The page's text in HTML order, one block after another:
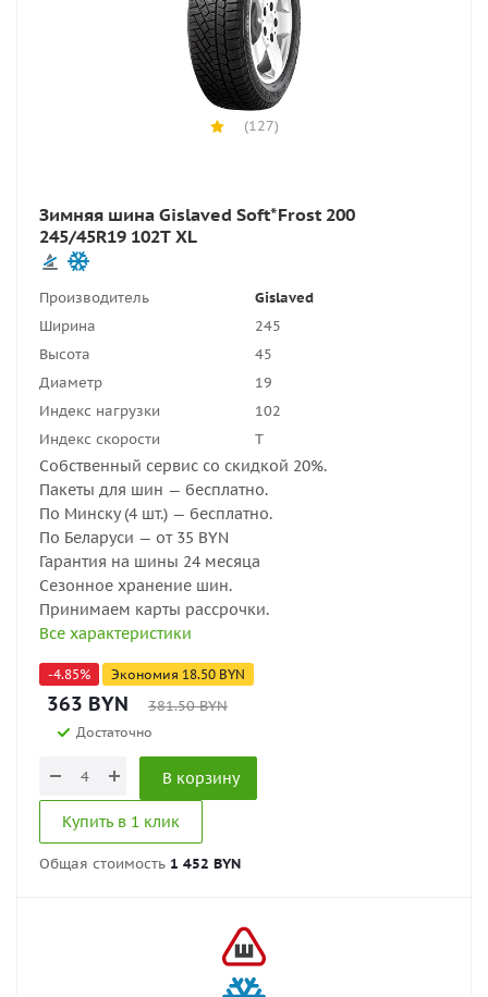
(127)
Зимняя шина Gislaved Soft*Frost 200
245/45R19 102T XL
Производитель
Gislaved
Ширина
245
Высота
45
Диаметр
19
Индекс нагрузки
102
Индекс скорости
T
Собственный сервис со скидкой 20%.
Пакеты для шин — бесплатно.
По Минску (4 шт.) — бесплатно.
По Беларуси — от 35 BYN
Гарантия на шины 24 месяца
Сезонное хранение шин.
Принимаем карты рассрочки.
Все характеристики
-4.85% Экономия 18.50 BYN
363 BYN 381.50BYN
Достаточно
В корзину
Купить в 1 клик
Общая стоимость 1 452 BYN